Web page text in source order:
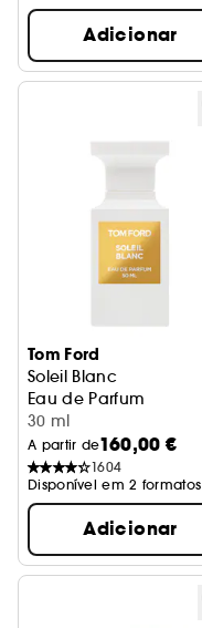
Adicionar
Tom Ford
Soleil Blanc
Eau de Parfum
30 ml
A partir de160,00 €
1604
Disponível em 2 formatos
Adicionar